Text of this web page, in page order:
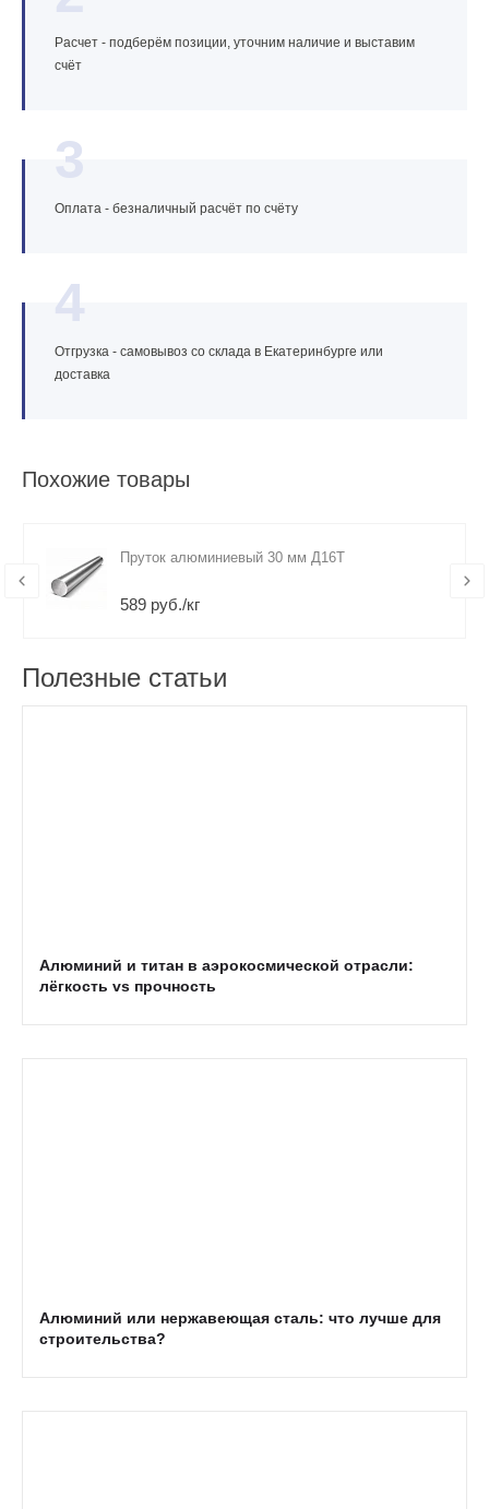
Расчет - подберём позиции, уточним наличие и выставим
счёт
3
Оплата - безналичный расчёт по счёту
4
Отгрузка - самовывоз со склада в Екатеринбурге или
доставка
Похожие товары
Пруток алюминиевый 30 мм Д16Т
589 руб./кг
Полезные статьи
Алюминий и титан в аэрокосмической отрасли:
лёгкость vs прочность
Алюминий или нержавеющая сталь: что лучше для
строительства?